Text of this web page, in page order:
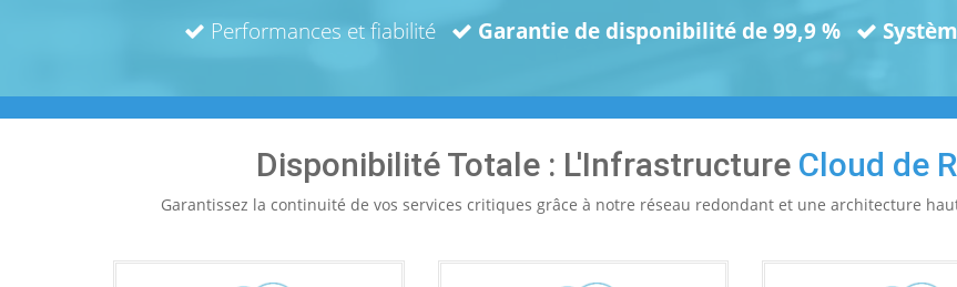
Performances et fiabilité Garantie de disponibilité de 99,9 %
Disponibilité Totale : L'Infrastructure Cloud de
Garantissez la continuité de vos services critiques grâce à notre réseau redondant et une architecture